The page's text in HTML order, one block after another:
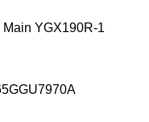
Main YGX190R-1